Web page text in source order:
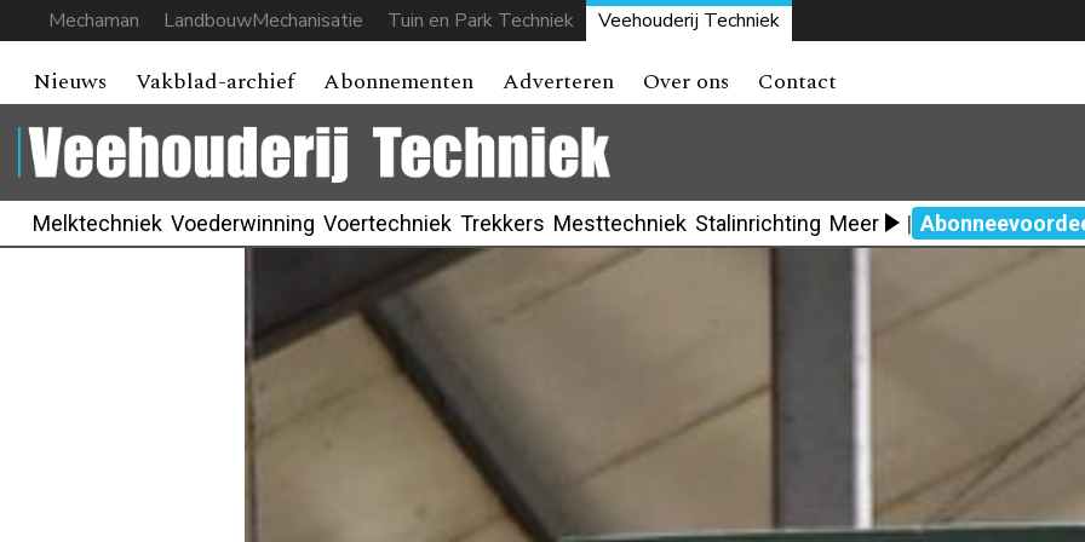
Mechaman LandbouwMechanisatie Tuin en Park Techniek Veehouderij Techniek
Nieuws Vakblad-archief Abonnementen Adverteren Over ons Contact
Melktechniek Voederwinning Voertechniek Trekkers Mesttechniek Stalinrichting Meer |